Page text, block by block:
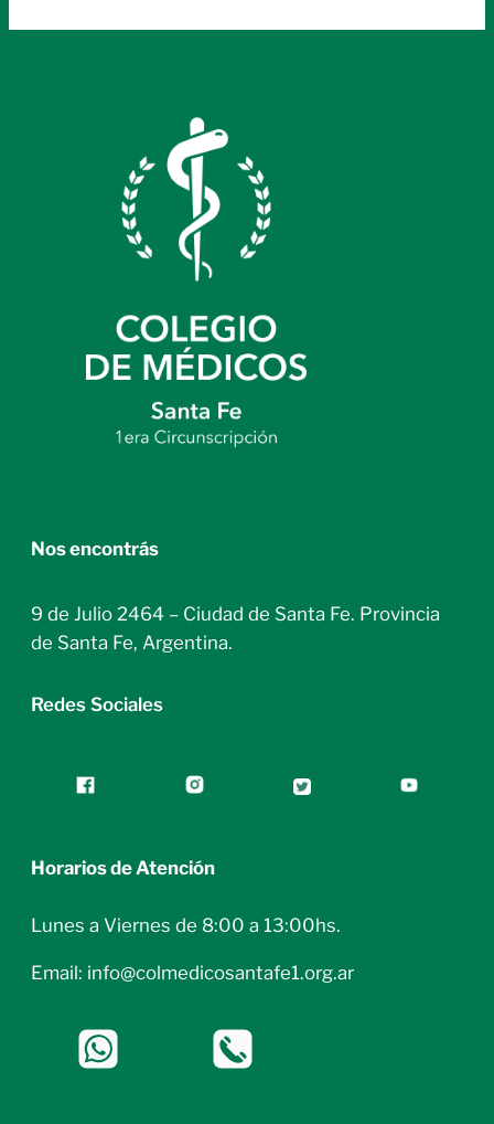
Nos encontrás
9 de Julio 2464 – Ciudad de Santa Fe. Provincia
de Santa Fe, Argentina.
Redes Sociales
Horarios de Atención
Lunes a Viernes de 8:00 a 13:00hs.
Email: info@colmedicosantafe1.org.ar